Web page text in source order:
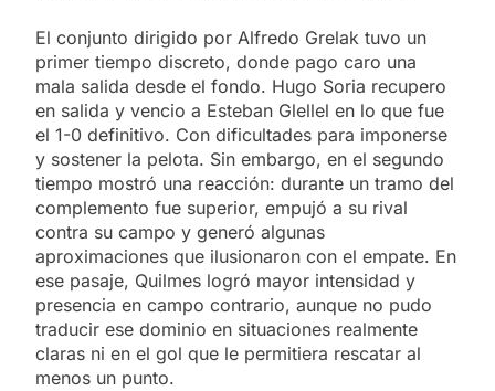
El conjunto dirigido por Alfredo Grelak tuvo un
primer tiempo discreto, donde pago caro una
mala salida desde el fondo. Hugo Soria recupero
en salida y vencio a Esteban Glellel en lo que fue
el 1-0 definitivo. Con dificultades para imponerse
y sostener la pelota. Sin embargo, en el segundo
tiempo mostró una reacción: durante un tramo del
complemento fue superior, empujó a su rival
contra su campo y generó algunas
aproximaciones que ilusionaron con el empate. En
ese pasaje, Quilmes logró mayor intensidad y
presencia en campo contrario, aunque no pudo
traducir ese dominio en situaciones realmente
claras ni en el gol que le permitiera rescatar al
menos un punto.